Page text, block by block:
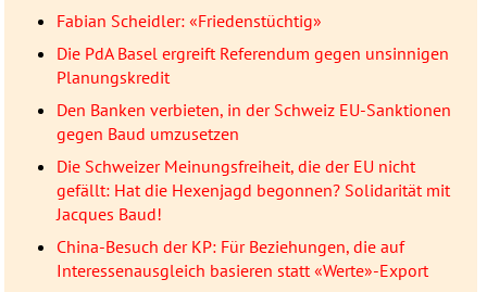
Fabian Scheidler: «Friedenstüchtig»
Die PdA Basel ergreift Referendum gegen unsinnigen
Planungskredit
Den Banken verbieten, in der Schweiz EU-Sanktionen
gegen Baud umzusetzen
Die Schweizer Meinungsfreiheit, die der EU nicht
gefällt: Hat die Hexenjagd begonnen? Solidarität mit
Jacques Baud!
China-Besuch der KP: Für Beziehungen, die auf
Interessenausgleich basieren statt «Werte»-Export